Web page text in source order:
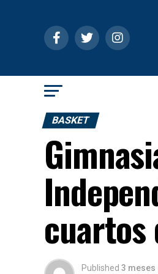
BASKET
cuartos
Published 3 meses